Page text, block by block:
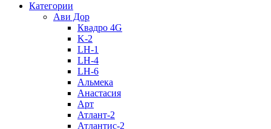
Категории
Ави Дор
Квадро 4G
K-2
LH-1
LH-4
LH-6
Альмека
Анастасия
Арт
Атлант-2
Атлантис-2